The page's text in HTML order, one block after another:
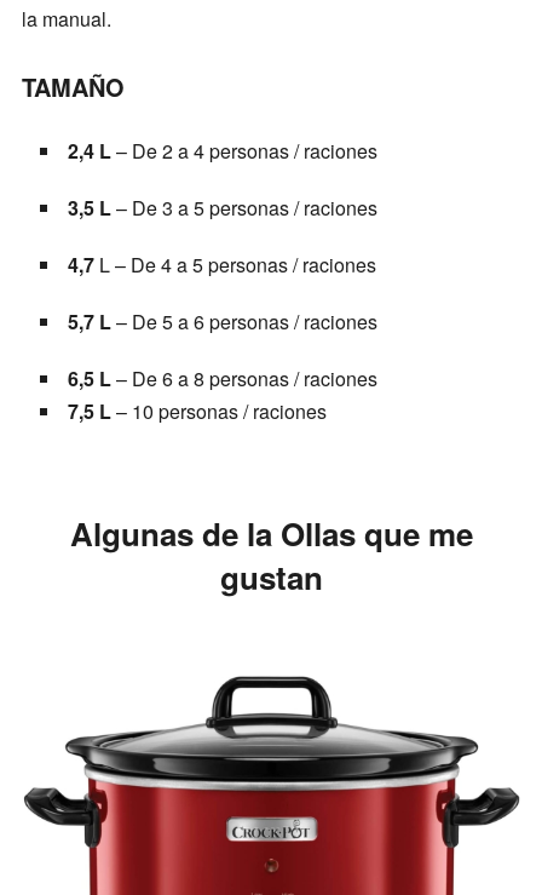
la manual.
TAMAÑO
2,4 L– De 2 a 4 personas / raciones
3,5 L– De 3 a 5 personas / raciones
4,7L – De 4 a 5 personas / raciones
5,7 L– De 5 a 6 personas / raciones
6,5 L– De 6 a 8 personas / raciones
7,5 L– 10 personas / raciones
Algunas de la Ollas que me
gustan